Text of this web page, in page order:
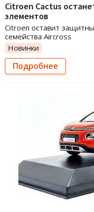
Citroen Cactus
элементов
Citroen оставит
семейства Aircross
Новинки
Подробнее